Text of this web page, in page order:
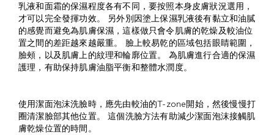
乳液和面霜的保濕程度各有不同，要按照本身皮膚狀況選用，
才可以完全發揮功效。 另外別因塗上保濕乳液後有黏立和油膩
的感覺而避免為肌膚保濕，這樣做只會令肌膚的乾燥及較油位
置之間的差距越來越嚴重。 臉上較易乾的區域包括眼睛範圍，
臉頰，以及肌膚上的紋理和輪廓位置。 為肌膚進行合適的保濕
護理，有助保持肌膚油脂平衡和整體水潤度。
使用潔面泡沫洗臉時，應先由較油的T-zone開始，然後慢慢打
圈清潔臉部其他位置。 這個洗臉方法有助減少潔面泡沫接觸肌
膚乾燥位置的時間。